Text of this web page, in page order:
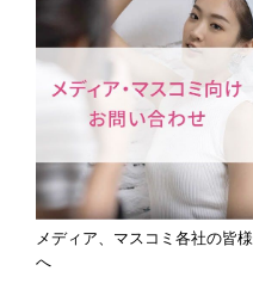
メディア、マスコミ各社の皆様
へ